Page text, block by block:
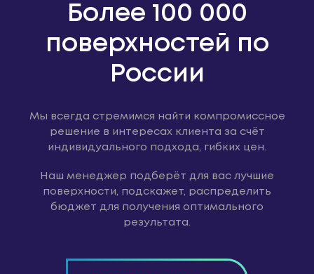
Более 100 000
поверхностей по
России
Мы всегда стремимся найти компромиссное
решение в интересах клиента за счёт
индивидуального подхода, гибких цен.
Наш менеджер подберёт для вас лучшие
поверхности, подскажет, распределить
бюджет для получения оптимального
результата.